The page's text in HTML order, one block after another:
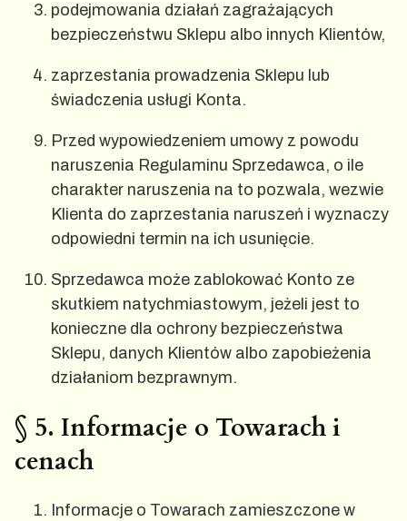
podejmowania działań zagrażających
bezpieczeństwu Sklepu albo innych Klientów,
zaprzestania prowadzenia Sklepu lub
świadczenia usługi Konta.
Przed wypowiedzeniem umowy z powodu
naruszenia Regulaminu Sprzedawca, o ile
charakter naruszenia na to pozwala, wezwie
Klienta do zaprzestania naruszeń i wyznaczy
odpowiedni termin na ich usunięcie.
Sprzedawca może zablokować Konto ze
skutkiem natychmiastowym, jeżeli jest to
konieczne dla ochrony bezpieczeństwa
Sklepu, danych Klientów albo zapobieżenia
działaniom bezprawnym.
§ 5. Informacje o Towarach i
cenach
Informacje o Towarach zamieszczone w